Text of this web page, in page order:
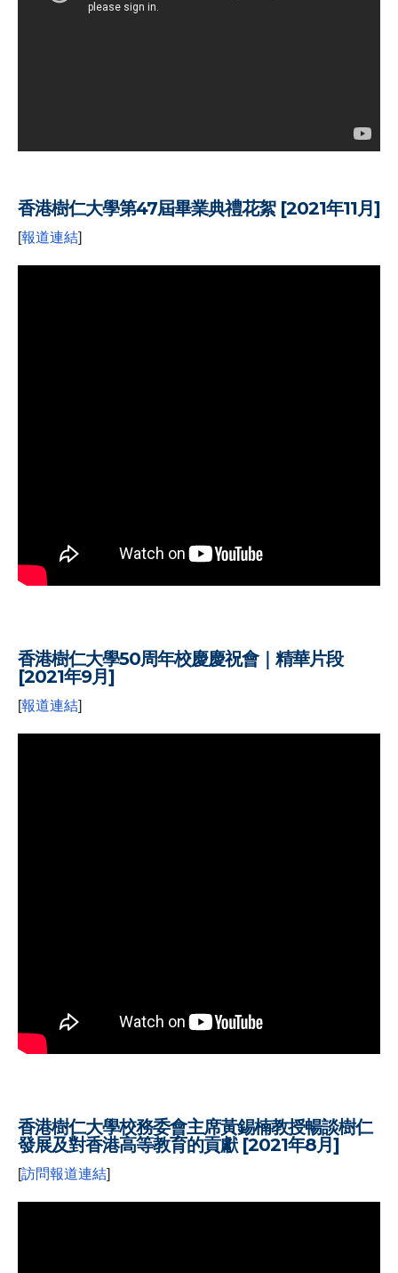
香港樹仁大學第47屆畢業典禮花絮 [2021年11月]
[報道連結]
香港樹仁大學50周年校慶慶祝會｜精華片段
[2021年9月]
[報道連結]
香港樹仁大學校務委會主席黃錫楠教授暢談樹仁
發展及對香港高等教育的貢獻 [2021年8月]
[訪問報道連結]